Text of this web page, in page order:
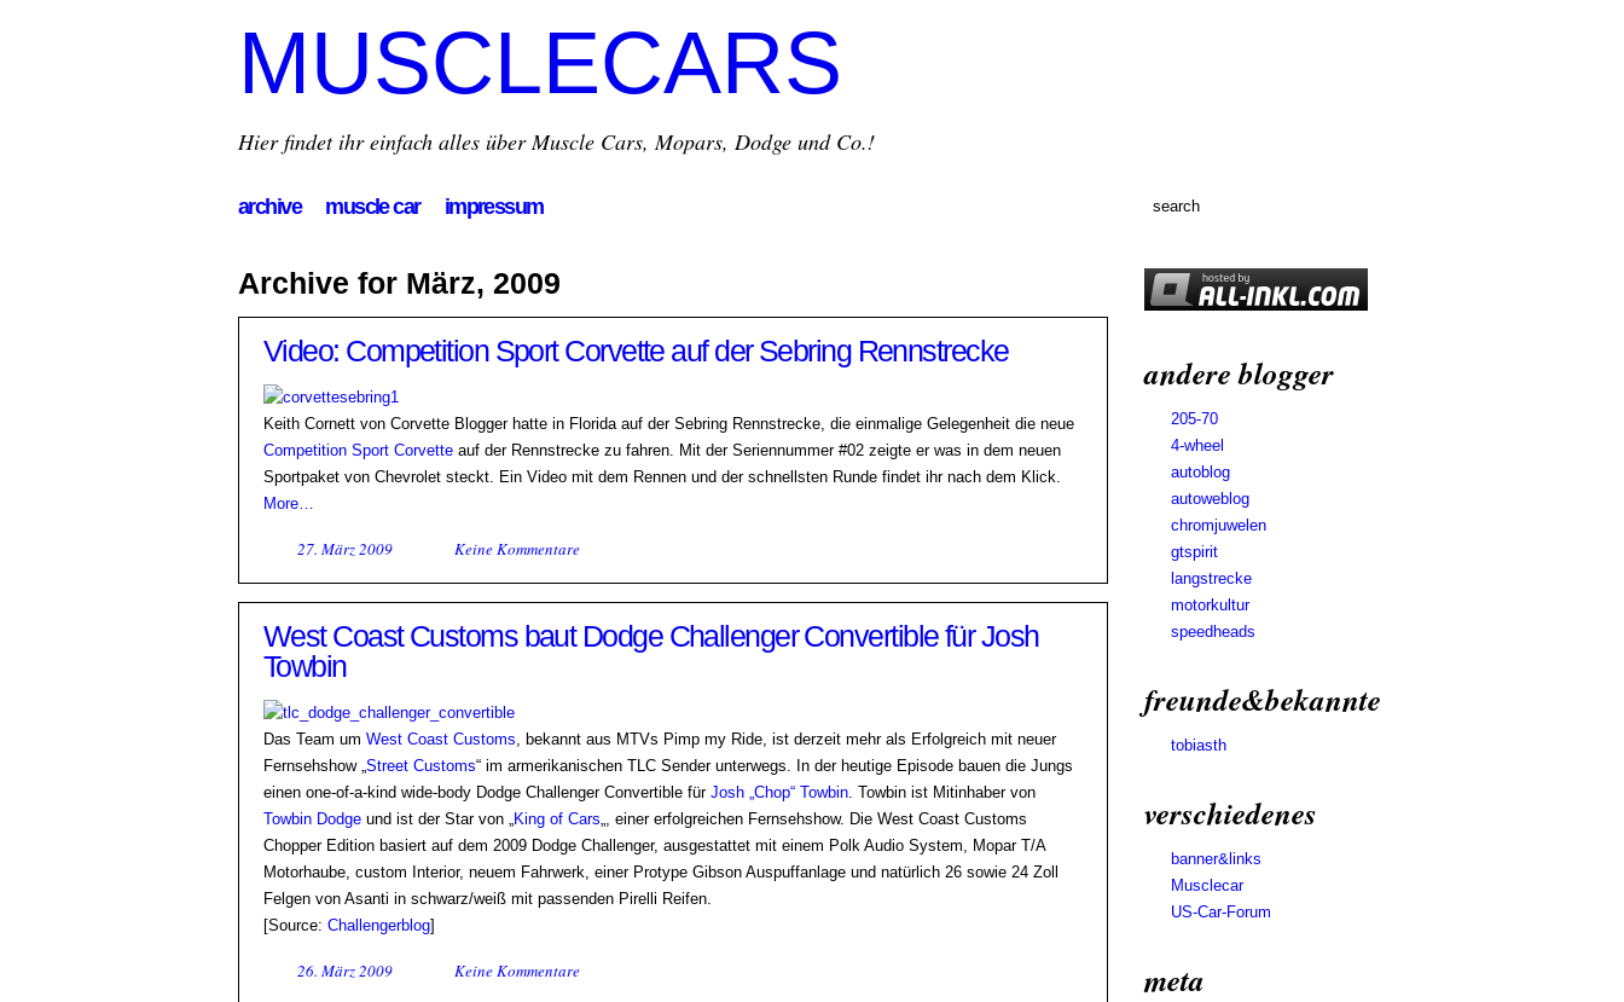
MUSCLECARS
Hier findet ihr einfach alles über Muscle Cars, Mopars, Dodge und Co.!
archive muscle car impressum
andere blogger
205-70
4-wheel
autoblog
autoweblog
chromjuwelen
gtspirit
langstrecke
motorkultur
speedheads
freunde&bekannte
tobiasth
verschiedenes
banner&links
Musclecar
US-Car-Forum
meta
Archive for März, 2009
Video: Competition Sport Corvette auf der Sebring Rennstrecke
Keith Cornett von Corvette Blogger hatte in Florida auf der Sebring Rennstrecke, die einmalige Gelegenheit die neue
Competition Sport Corvette auf der Rennstrecke zu fahren. Mit der Seriennummer #02 zeigte er was in dem neuen
Sportpaket von Chevrolet steckt. Ein Video mit dem Rennen und der schnellsten Runde findet ihr nach dem Klick.
More…
27. März 2009 Keine Kommentare
West Coast Customs baut Dodge Challenger Convertible für Josh
Towbin
Das Team um West Coast Customs, bekannt aus MTVs Pimp my Ride, ist derzeit mehr als Erfolgreich mit neuer
Fernsehshow „Street Customs“ im armerikanischen TLC Sender unterwegs. In der heutige Episode bauen die Jungs
einen one-of-a-kind wide-body Dodge Challenger Convertible für Josh „Chop“ Towbin. Towbin ist Mitinhaber von
Towbin Dodge und ist der Star von „King of Cars„, einer erfolgreichen Fernsehshow. Die West Coast Customs
Chopper Edition basiert auf dem 2009 Dodge Challenger, ausgestattet mit einem Polk Audio System, Mopar T/A
Motorhaube, custom Interior, neuem Fahrwerk, einer Protype Gibson Auspuffanlage und natürlich 26 sowie 24 Zoll
Felgen von Asanti in schwarz/weiß mit passenden Pirelli Reifen.
[Source: Challengerblog]
26. März 2009 Keine Kommentare